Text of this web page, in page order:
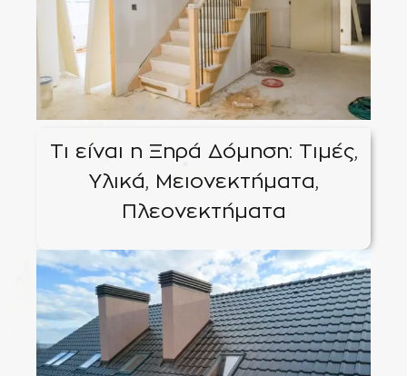
Τι είναι η Ξηρά Δόμηση: Τιμές,
Υλικά, Μειονεκτήματα,
Πλεονεκτήματα